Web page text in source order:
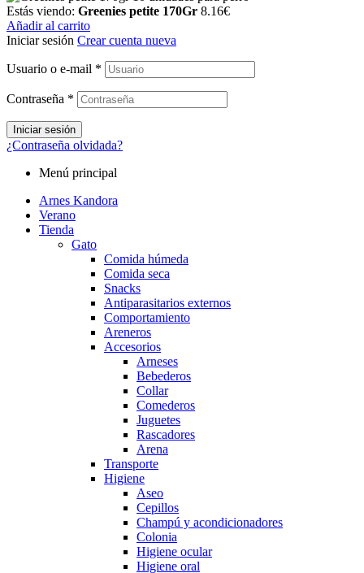
Estás viendo: Greenies petite 170Gr 8.16€
Añadir al carrito
Iniciar sesión Crear cuenta nueva
Usuario o e-mail *
Contraseña *
Iniciar sesión
¿Contraseña olvidada?
Menú principal
Arnes Kandora
Verano
Tienda
Gato
Comida húmeda
Comida seca
Snacks
Antiparasitarios externos
Comportamiento
Areneros
Accesorios
Arneses
Bebederos
Collar
Comederos
Juguetes
Rascadores
Arena
Transporte
Higiene
Aseo
Cepillos
Champú y acondicionadores
Colonia
Higiene ocular
Higiene oral